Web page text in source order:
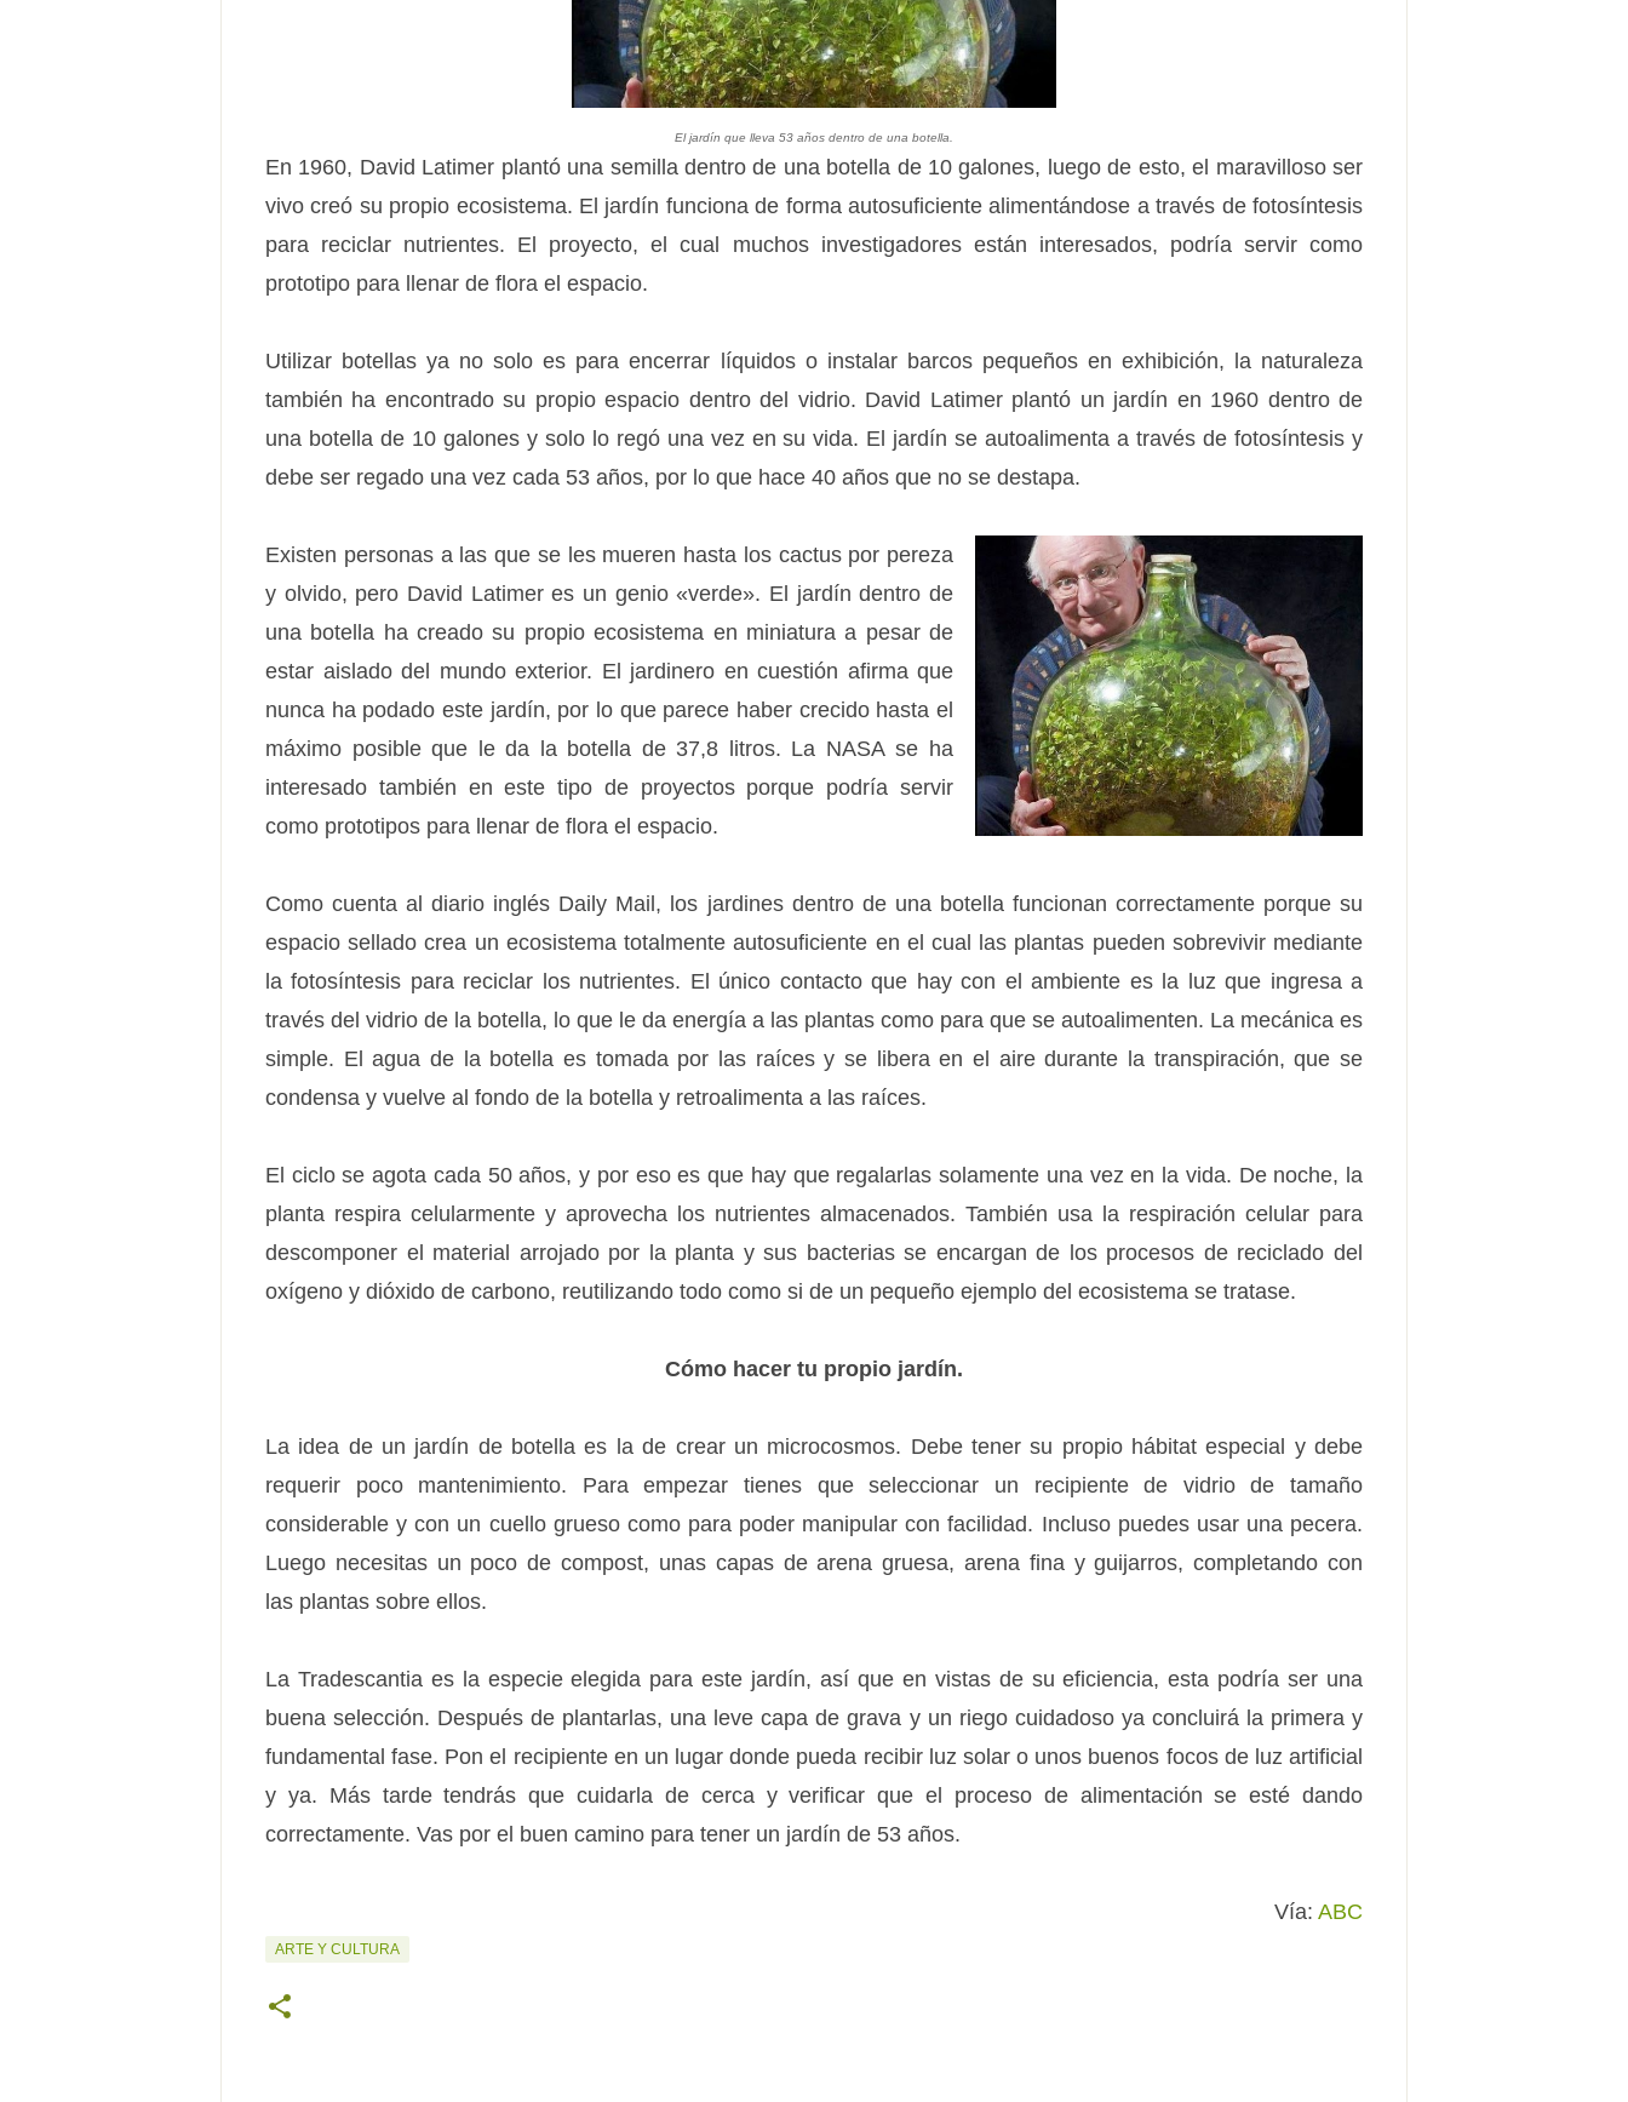
El jardín que lleva 53 años dentro de una botella.
En 1960, David Latimer plantó una semilla dentro de una botella de 10 galones, luego de esto, el maravilloso ser
vivo creó su propio ecosistema. El jardín funciona de forma autosuficiente alimentándose a través de fotosíntesis
para reciclar nutrientes. El proyecto, el cual muchos investigadores están interesados, podría servir como
prototipo para llenar de flora el espacio.
Utilizar botellas ya no solo es para encerrar líquidos o instalar barcos pequeños en exhibición, la naturaleza
también ha encontrado su propio espacio dentro del vidrio. David Latimer plantó un jardín en 1960 dentro de
una botella de 10 galones y solo lo regó una vez en su vida. El jardín se autoalimenta a través de fotosíntesis y
debe ser regado una vez cada 53 años, por lo que hace 40 años que no se destapa.
Existen personas a las que se les mueren hasta los cactus por pereza
y olvido, pero David Latimer es un genio «verde». El jardín dentro de
una botella ha creado su propio ecosistema en miniatura a pesar de
estar aislado del mundo exterior. El jardinero en cuestión afirma que
nunca ha podado este jardín, por lo que parece haber crecido hasta el
máximo posible que le da la botella de 37,8 litros. La NASA se ha
interesado también en este tipo de proyectos porque podría servir
como prototipos para llenar de flora el espacio.
Como cuenta al diario inglés Daily Mail, los jardines dentro de una botella funcionan correctamente porque su
espacio sellado crea un ecosistema totalmente autosuficiente en el cual las plantas pueden sobrevivir mediante
la fotosíntesis para reciclar los nutrientes. El único contacto que hay con el ambiente es la luz que ingresa a
través del vidrio de la botella, lo que le da energía a las plantas como para que se autoalimenten. La mecánica es
simple. El agua de la botella es tomada por las raíces y se libera en el aire durante la transpiración, que se
condensa y vuelve al fondo de la botella y retroalimenta a las raíces.
El ciclo se agota cada 50 años, y por eso es que hay que regalarlas solamente una vez en la vida. De noche, la
planta respira celularmente y aprovecha los nutrientes almacenados. También usa la respiración celular para
descomponer el material arrojado por la planta y sus bacterias se encargan de los procesos de reciclado del
oxígeno y dióxido de carbono, reutilizando todo como si de un pequeño ejemplo del ecosistema se tratase.
Cómo hacer tu propio jardín.
La idea de un jardín de botella es la de crear un microcosmos. Debe tener su propio hábitat especial y debe
requerir poco mantenimiento. Para empezar tienes que seleccionar un recipiente de vidrio de tamaño
considerable y con un cuello grueso como para poder manipular con facilidad. Incluso puedes usar una pecera.
Luego necesitas un poco de compost, unas capas de arena gruesa, arena fina y guijarros, completando con
las plantas sobre ellos.
La Tradescantia es la especie elegida para este jardín, así que en vistas de su eficiencia, esta podría ser una
buena selección. Después de plantarlas, una leve capa de grava y un riego cuidadoso ya concluirá la primera y
fundamental fase. Pon el recipiente en un lugar donde pueda recibir luz solar o unos buenos focos de luz artificial
y ya. Más tarde tendrás que cuidarla de cerca y verificar que el proceso de alimentación se esté dando
correctamente. Vas por el buen camino para tener un jardín de 53 años.
Vía: ABC
ARTE Y CULTURA